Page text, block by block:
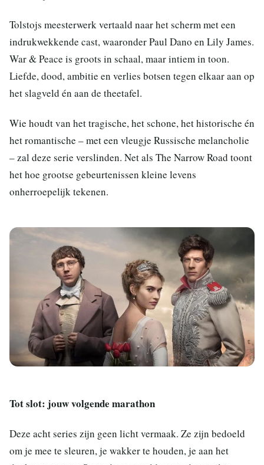
Tolstojs meesterwerk vertaald naar het scherm met een
indrukwekkende cast, waaronder Paul Dano en Lily James.
War & Peace is groots in schaal, maar intiem in toon.
Liefde, dood, ambitie en verlies botsen tegen elkaar aan op
het slagveld én aan de theetafel.
Wie houdt van het tragische, het schone, het historische én
het romantische – met een vleugje Russische melancholie
– zal deze serie verslinden. Net als The Narrow Road toont
het hoe grootse gebeurtenissen kleine levens
onherroepelijk tekenen.
Tot slot: jouw volgende marathon
Deze acht series zijn geen licht vermaak. Ze zijn bedoeld
om je mee te sleuren, je wakker te houden, je aan het